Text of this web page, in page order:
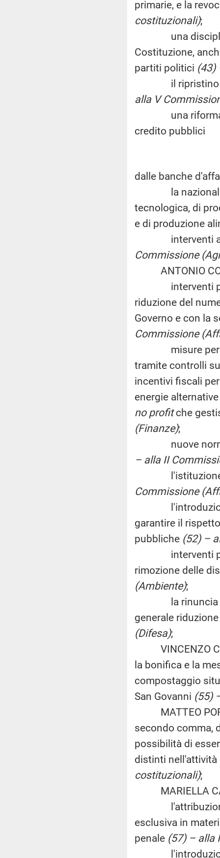
primarie, e la
costituzionali);
una disciplina
Costituzione,
partiti politici (43)
il ripristino
alla V
una riforma
credito pubblici
dalle banche
la
tecnologica, di
e di produzione
interventi a
Commissione
ANTONIO
interventi per il
riduzione del
Governo e con la
Commissione
misure per
tramite controlli
incentivi fiscali
energie
no profitche
(Finanze);
nuove norme
– alla II
l'istituzione
Commissione
l'introduzione
garantire il
pubbliche (52) –
interventi per
rimozione delle
(Ambiente);
la rinuncia
generale
(Difesa);
VINCENZO
la bonifica e la
compostaggio
San Govanni (55)
MATTEO
secondo comma,
possibilità di
distinti
costituzionali);
MARIELLA
l'attribuzione
esclusiva in
penale (57) – alla
l'introduzione